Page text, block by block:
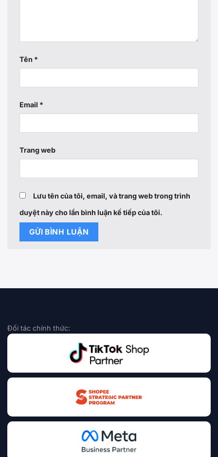
Tên *
Email *
Trang web
Lưu tên của tôi, email, và trang web trong trình
duyệt này cho lần bình luận kế tiếp của tôi.
Đối tác chính thức: